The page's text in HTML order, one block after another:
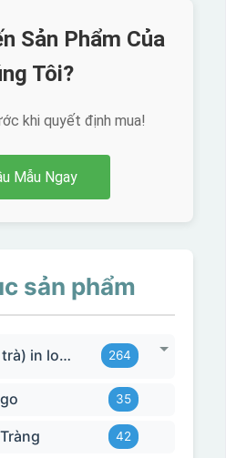
Sản Phẩm Của
Tôi?
khi quyết định mua!
Mẫu Ngay
sản phẩm
Bộ ấm chén (ấm trà) in logo 264
35
42